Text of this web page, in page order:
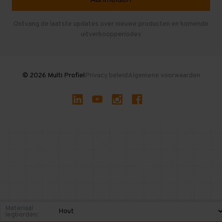
Gebruikte entresolvloeren
Ontvang de laatste updates over nieuwe producten en komende
uitverkoopperiodes
© 2026 Multi ProfielPrivacy beleidAlgemene voorwaarden
Materiaal
legborden: